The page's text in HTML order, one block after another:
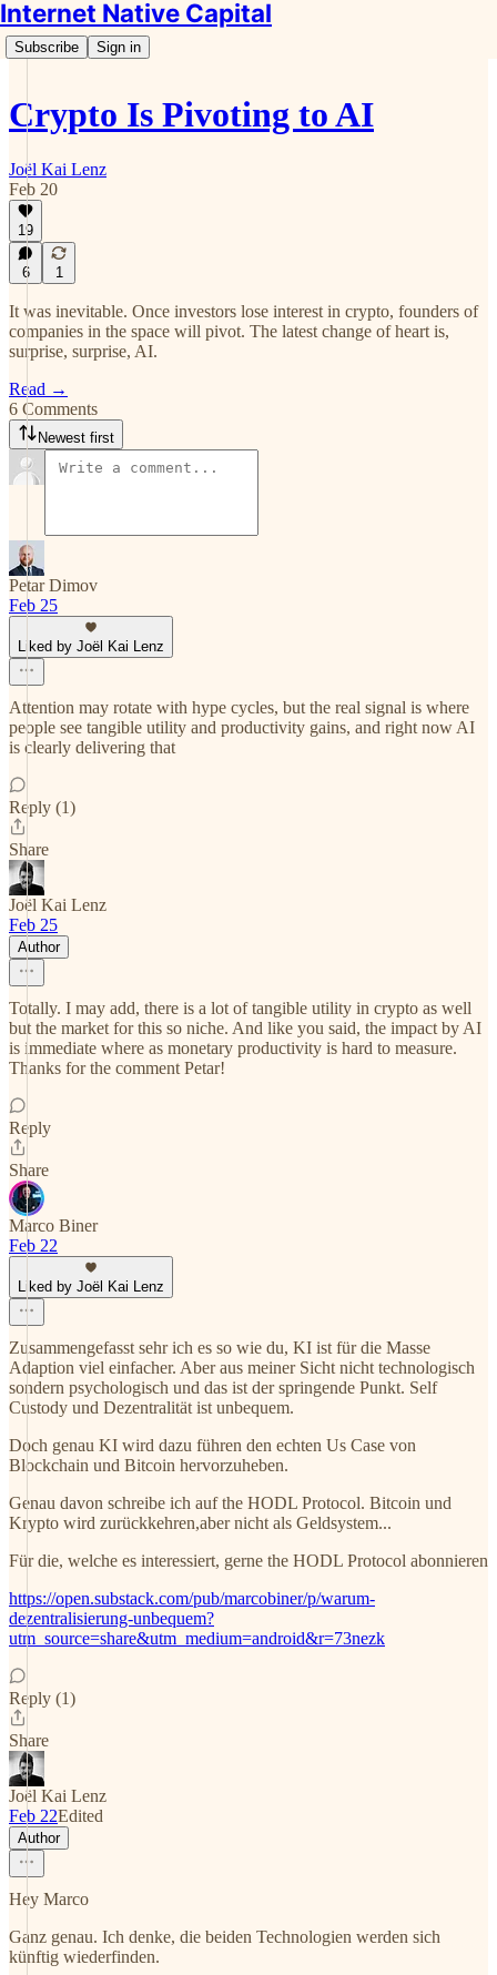
Internet Native Capital
Subscribe Sign in
Crypto Is Pivoting to AI
Joël Kai Lenz
Feb 20
19
6 1
It was inevitable. Once investors lose interest in crypto, founders of
companies in the space will pivot. The latest change of heart is,
surprise, surprise, AI.
Read →
6 Comments
Newest first
Petar Dimov
Feb 25
Liked by Joël Kai Lenz
Attention may rotate with hype cycles, but the real signal is where
people see tangible utility and productivity gains, and right now AI
is clearly delivering that
Reply (1)
Share
Joël Kai Lenz
Feb 25
Author
Totally. I may add, there is a lot of tangible utility in crypto as well
but the market for this so niche. And like you said, the impact by AI
is immediate where as monetary productivity is hard to measure.
Thanks for the comment Petar!
Reply
Share
Marco Biner
Feb 22
Liked by Joël Kai Lenz
Zusammengefasst sehr ich es so wie du, KI ist für die Masse
Adaption viel einfacher. Aber aus meiner Sicht nicht technologisch
sondern psychologisch und das ist der springende Punkt. Self
Custody und Dezentralität ist unbequem.
Doch genau KI wird dazu führen den echten Us Case von
Blockchain und Bitcoin hervorzuheben.
Genau davon schreibe ich auf the HODL Protocol. Bitcoin und
Krypto wird zurückkehren,aber nicht als Geldsystem...
Für die, welche es interessiert, gerne the HODL Protocol abonnieren
https://open.substack.com/pub/marcobiner/p/warum-
dezentralisierung-unbequem?
utm_source=share&utm_medium=android&r=73nezk
Reply (1)
Share
Joël Kai Lenz
Feb 22Edited
Author
Hey Marco
Ganz genau. Ich denke, die beiden Technologien werden sich
künftig wiederfinden.